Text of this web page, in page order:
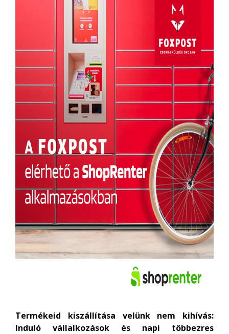
Termékeid kiszállítása velünk nem kihívás:
Induló vállalkozások és napi többezres